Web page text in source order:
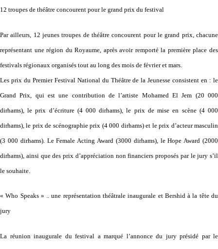
12 troupes de théâtre concourent pour le grand prix du festival
Par ailleurs, 12 jeunes troupes de théâtre concourent pour le grand prix, chacune
représentant une région du Royaume, après avoir remporté la première place des
festivals régionaux organisés tout au long des mois de février et mars.
Les prix du Premier Festival National du Théâtre de la Jeunesse consistent en : le
Grand Prix, qui est une contribution de l’artiste Mohamed El Jem (20 000
dirhams), le prix d’écriture (4 000 dirhams), le prix de mise en scène (4 000
dirhams), le prix de scénographie prix (4 000 dirhams) et le prix d’acteur masculin
(3 000 dirhams). Le Female Acting Award (3000 dirhams), le Hope Award (2000
dirhams), ainsi que des prix d’appréciation non financiers proposés par le jury s’il
le souhaite.
« Who Speaks » .. une représentation théâtrale inaugurale et Bershid à la tête du
jury
La réunion inaugurale du festival a marqué l’annonce du jury présidé par le